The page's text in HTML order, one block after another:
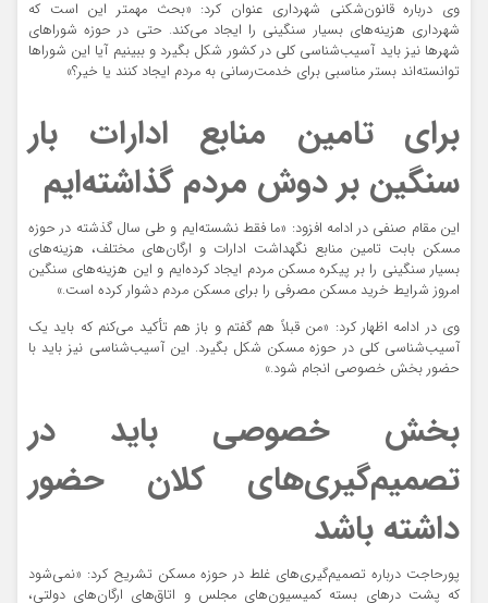
وی درباره قانون‌شکنی شهرداری عنوان کرد: «بحث مهمتر این است که
شهرداری هزینه‌های بسیار سنگینی را ایجاد می‌کند. حتی در حوزه شوراهای
شهرها نیز باید آسیب‌شناسی کلی در کشور شکل بگیرد و ببینیم آیا این شوراها
توانسته‌اند بستر مناسبی برای خدمت‌رسانی به مردم ایجاد کنند یا خیر؟»
برای تامین منابع ادارات بار
سنگین بر دوش مردم گذاشته‌ایم
این مقام صنفی در ادامه افزود: «ما فقط نشسته‌ایم و طی سال گذشته در حوزه
مسکن بابت تامین منابع نگهداشت ادارات و ارگان‌های مختلف، هزینه‌های
بسیار سنگینی را بر پیکره مسکن مردم ایجاد کرده‌ایم و این هزینه‌های سنگین
امروز شرایط خرید مسکن مصرفی را برای مسکن مردم دشوار کرده است.»
وی در ادامه اظهار کرد: «من قبلاً هم گفتم و باز هم تأکید می‌کنم که باید یک
آسیب‌شناسی کلی در حوزه مسکن شکل بگیرد. این آسیب‌شناسی نیز باید با
حضور بخش خصوصی انجام شود.»
بخش خصوصی باید در
تصمیم‌گیری‌های کلان حضور
داشته باشد
پورحاجت درباره تصمیم‌گیری‌های غلط در حوزه مسکن تشریح کرد: «نمی‌شود
که پشت درهای بسته کمیسیون‌های مجلس و اتاق‌های ارگان‌های دولتی،